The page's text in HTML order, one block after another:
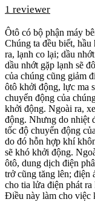
1 reviewer
Ôtô có bộ phận máy
Chúng ta đều biết,
ra, lạnh co lại; dầu
dầu nhớt gặp lạnh sẽ
của chúng cũng giảm
ôtô khởi động, lực ma
chuyển động của
khởi động. Ngoài ra,
động. Nhưng do nhiệt
tốc độ chuyển động
do đó hỗn hợp khí
sẽ khó khởi động.
ôtô, dung dịch điện
trở cũng tăng lên; điện
cho tia lửa điện phát ra
Điều này làm cho việc